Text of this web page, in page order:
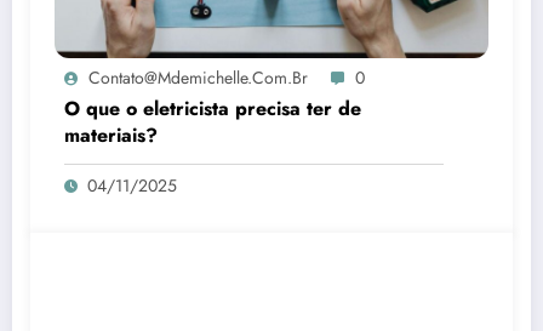
Contato@mdemichelle.com.br 0
O que o eletricista precisa ter de
materiais?
04/11/2025